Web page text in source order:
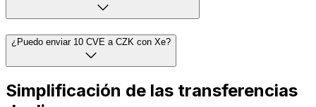
¿Puedo enviar 10 CVE a CZK con Xe?
Simplificación de las transferencias